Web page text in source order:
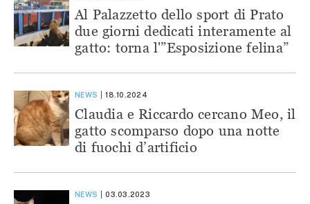
Al Palazzetto dello sport di Prato
due giorni dedicati interamente al
gatto: torna l'”Esposizione felina”
NEWS 18.10.2024
Claudia e Riccardo cercano Meo, il
gatto scomparso dopo una notte
di fuochi d’artificio
NEWS 03.03.2023